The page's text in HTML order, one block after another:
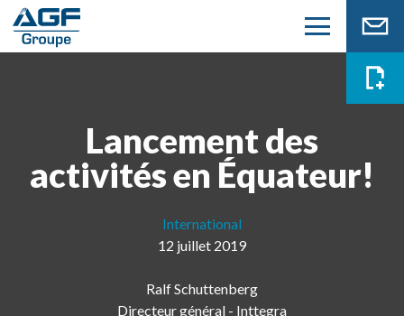
Lancement des
activités en Équateur!
International
12 juillet 2019
Ralf Schuttenberg
Directeur général - Inttegra